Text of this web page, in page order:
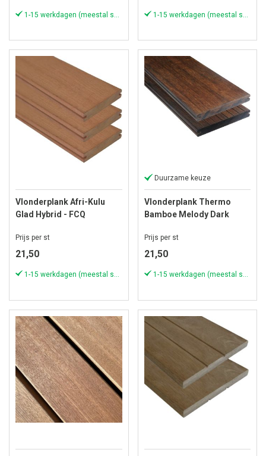
Vlonderplank Afri-Kulu
Glad Hybrid - FCQ
Lengte 155 cm
Prijs per st
21,50
1-15 werkdagen (meestal sneller)
Duurzame keuze
Vlonderplank Thermo
Bamboe Melody Dark
Lengte 186 cm
Prijs per st
21,50
1-15 werkdagen (meestal sneller)